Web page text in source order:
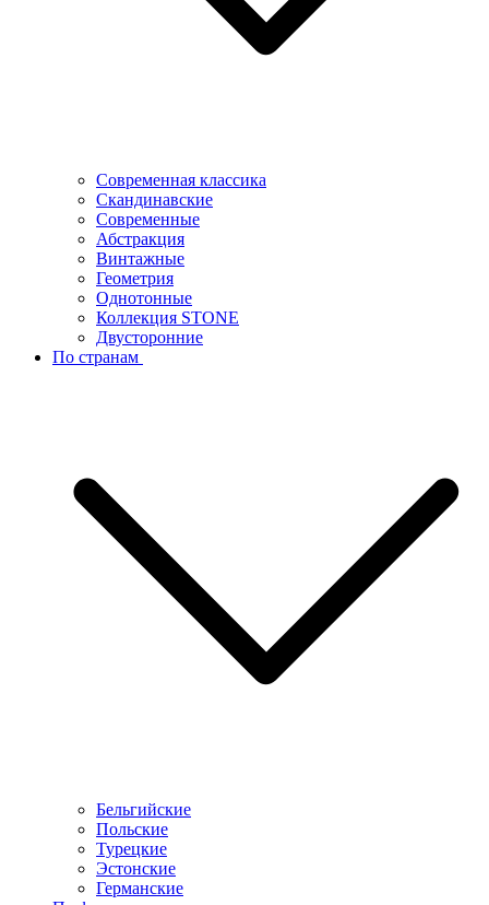
Современная классика
Скандинавские
Современные
Абстракция
Винтажные
Геометрия
Однотонные
Коллекция STONE
Двусторонние
По странам
Бельгийские
Польские
Турецкие
Эстонские
Германские